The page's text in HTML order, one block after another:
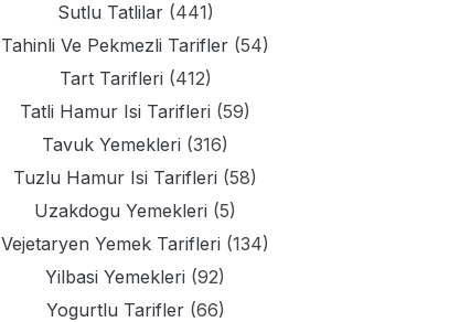
Sutlu Tatlilar(441)
Tahinli Ve Pekmezli Tarifler (54)
Tart Tarifleri (412)
Tatli Hamur Isi Tarifleri (59)
Tavuk Yemekleri (316)
Tuzlu Hamur Isi Tarifleri (58)
Uzakdogu Yemekleri (5)
Vejetaryen Yemek Tarifleri (134)
Yilbasi Yemekleri (92)
Yogurtlu Tarifler(66)